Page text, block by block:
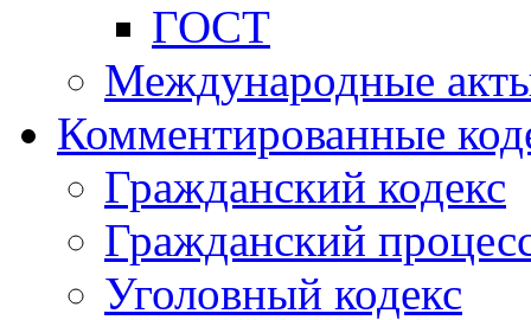
ГОСТ
Международные
Комментированные
Гражданский кодекс
Гражданский
Уголовный кодекс